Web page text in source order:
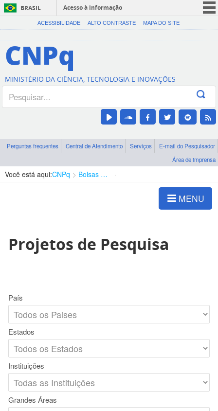
BRASIL
Acesso à informação
CORONAVÍRUS (COVID-19)
Canais
ACESSIBILIDADE ALTO CONTRASTE MAPA DO SITE
CNPq
MINISTÉRIO DA CIÊNCIA, TECNOLOGIA E INOVAÇÕES
Perguntas frequentes Central de Atendimento Serviços
E-mail do Pesquisador
Área de imprensa
Você está aqui:CNPq Bolsas e Auxílios Vigentes
MENU
Projetos de Pesquisa
País
Estados
Instituições
Grandes Áreas